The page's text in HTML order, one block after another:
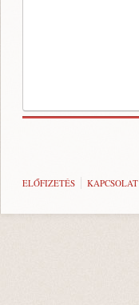
ELŐFIZETÉS KAPCSOLAT